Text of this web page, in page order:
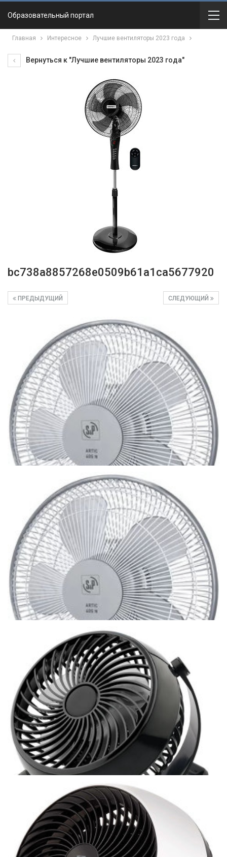
Образовательный портал
Главная Интересное Лучшие вентиляторы 2023 года
Вернуться к "Лучшие вентиляторы 2023 года"
bc738a8857268e0509b61a1ca5677920
СЛЕДУЮЩИЙ
ПРЕДЫДУЩИЙ